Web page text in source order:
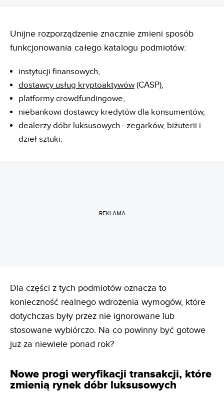
Unijne rozporządzenie znacznie zmieni sposób
funkcjonowania całego katalogu podmiotów:
instytucji finansowych,
dostawcy usług kryptoaktywów(CASP),
platformy crowdfundingowe,
niebankowi dostawcy kredytów dla konsumentów,
dealerzy dóbr luksusowych - zegarków, biżuterii i
dzieł sztuki.
REKLAMA
Dla części z tych podmiotów oznacza to
konieczność realnego wdrożenia wymogów, które
dotychczas były przez nie ignorowane lub
stosowane wybiórczo. Na co powinny być gotowe
już za niewiele ponad rok?
Nowe progi weryfikacji transakcji, które
zmienią rynek dóbr luksusowych